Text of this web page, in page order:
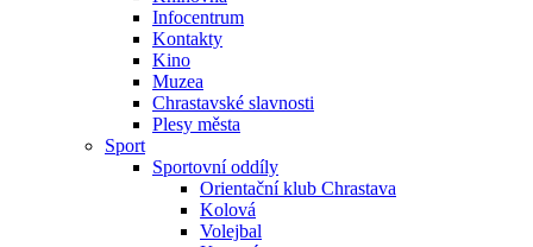
Infocentrum
Kontakty
Kino
Muzea
Chrastavské slavnosti
Plesy města
Sport
Sportovní oddíly
Orientační klub Chrastava
Kolová
Volejbal